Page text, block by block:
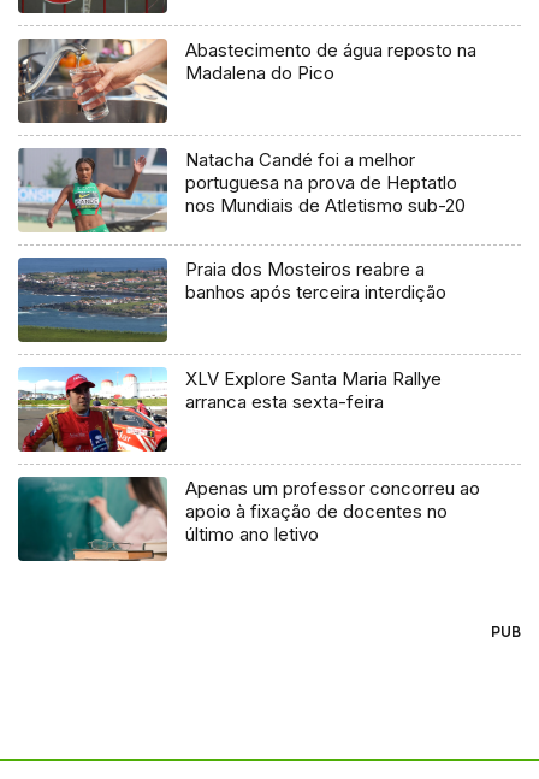
Abastecimento de água reposto na
Madalena do Pico
Natacha Candé foi a melhor
portuguesa na prova de Heptatlo
nos Mundiais de Atletismo sub-20
Praia dos Mosteiros reabre a
banhos após terceira interdição
XLV Explore Santa Maria Rallye
arranca esta sexta-feira
Apenas um professor concorreu ao
apoio à fixação de docentes no
último ano letivo
PUB